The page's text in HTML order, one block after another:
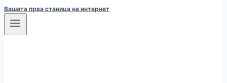
Вашата прва станица на интернет